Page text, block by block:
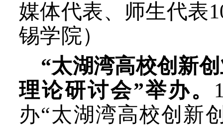
媒体代表、师生代表
锡学院）
“太湖湾高校创新
理论研讨会”举办。
办“太湖湾高校创新